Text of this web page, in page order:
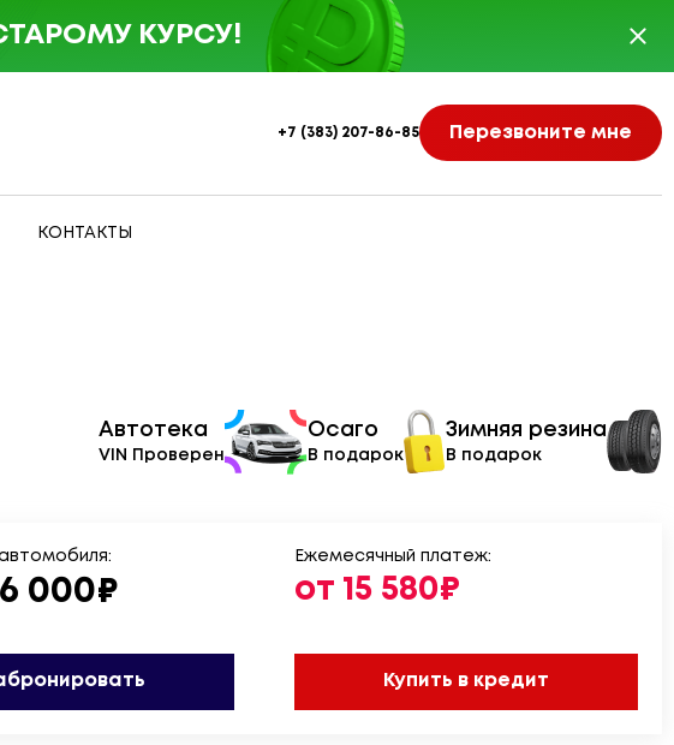
+7 (383) 207-86-85 Перезвоните мне
КОНТАКТЫ
КУРСУ!
Автотека
VIN Проверен
Осаго
В подарок
Зимняя резина
В подарок
000₽
Ежемесячный платеж:
от 15 580₽
Купить в кредит